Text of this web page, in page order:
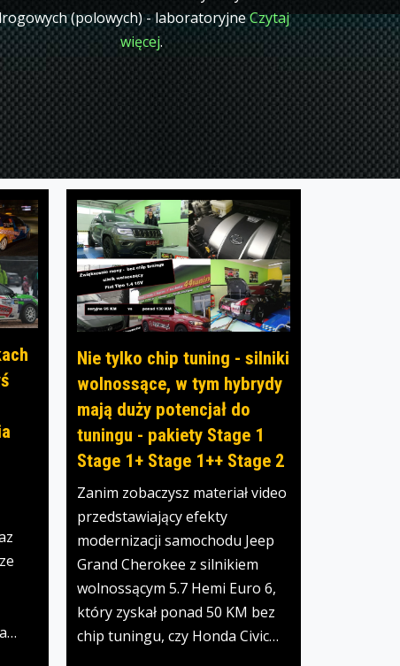
(polowych) - laboratoryjneCzytaj
więcej.
Nie tylko chip tuning - silniki
wolnossące, w tym hybrydy
mają duży potencjał do
tuningu - pakiety Stage 1
Stage 1+ Stage 1++ Stage 2
Zanim zobaczysz materiał video
przedstawiający efekty
modernizacji samochodu Jeep
Grand Cherokee z silnikiem
wolnossącym 5.7 Hemi Euro 6,
który zyskał ponad 50 KM bez
chip tuningu, czy Honda Civic…